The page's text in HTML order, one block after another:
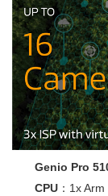
Genio Pro
CPU ：1x